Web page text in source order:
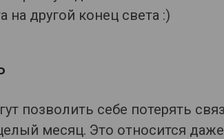
на другой конец света :)
позволить себе потерять
месяц. Это относится